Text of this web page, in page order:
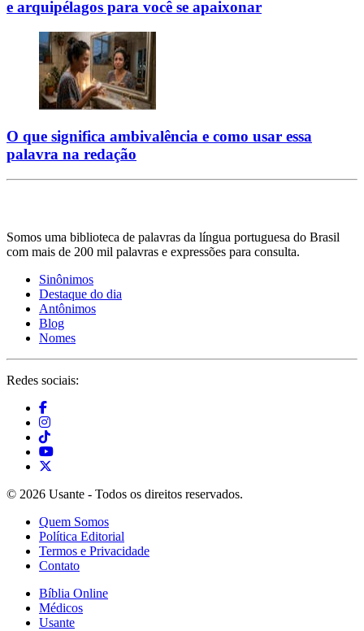
e arquipélagos para você se apaixonar
O que significa ambivalência e como usar essa
palavra na redação
Somos uma biblioteca de palavras da língua portuguesa do Brasil
com mais de 200 mil palavras e expressões para consulta.
Sinônimos
Destaque do dia
Antônimos
Blog
Nomes
Redes sociais:
© 2026 Usante - Todos os direitos reservados.
Quem Somos
Política Editorial
Termos e Privacidade
Contato
Bíblia Online
Médicos
Usante